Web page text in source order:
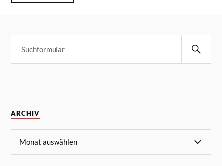
ARCHIV